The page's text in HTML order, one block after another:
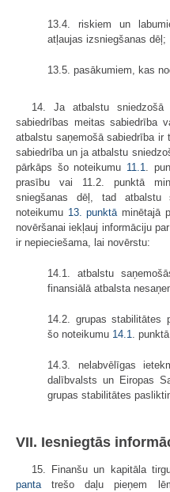
13.4. riskiem un
atļaujas izsniegšanas dēļ;
13.5. pasākumiem, kas
14. Ja atbalstu sniedzošā
sabiedrības meitas sabiedrība
atbalstu saņemošā sabiedrība ir
sabiedrība un ja atbalstu
pārkāps šo noteikumu 11.1
.
prasību vai 11.2. punktā
sniegšanas dēļ, tad atbalstu
noteikumu 13. punktā minētajā
novēršanai iekļauj informāciju
ir nepieciešama, lai novērstu:
14.1. atbalstu
finansiālā atbalsta
14.2. grupas stabilitātes
šo noteikumu 14.1 .
14.3. nelabvēlīgas
dalībvalsts un Eiropas
grupas stabilitātes
VII. Iesniegtās
15. Finanšu un kapitāla
pantatrešo daļu pieņem